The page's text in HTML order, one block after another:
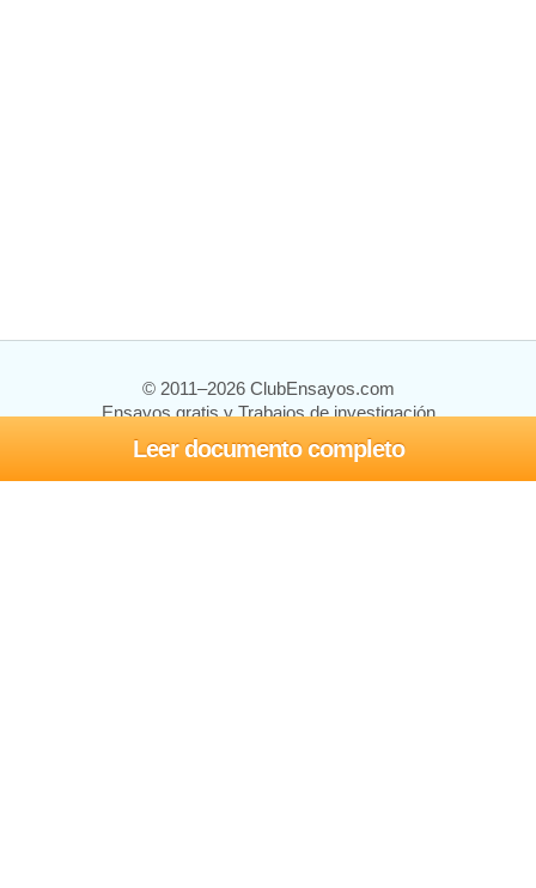
Leer documento completo
© 2011–2026 ClubEnsayos.com
Ensayos gratis y Trabajos de investigación